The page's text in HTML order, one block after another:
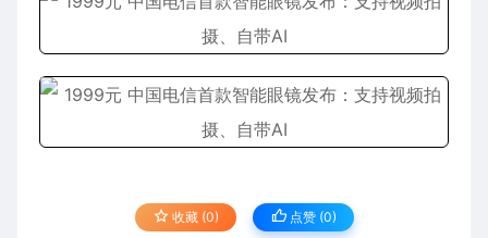
收藏 (0) 点赞 (0)